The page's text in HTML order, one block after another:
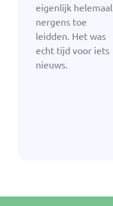
eigenlijk helemaal
nergens toe
leidden. Het was
echt tijd voor iets
nieuws.